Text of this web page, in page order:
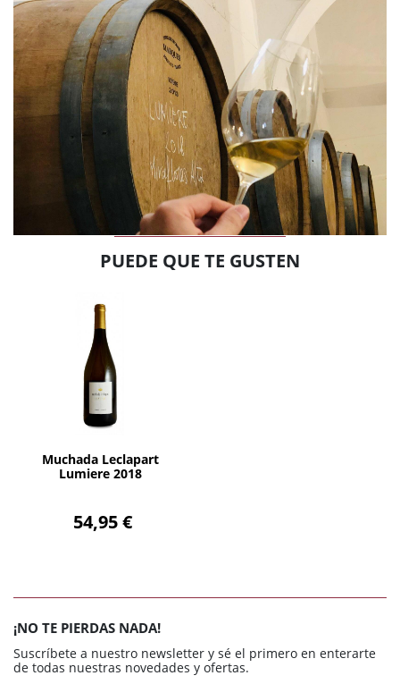
PUEDE QUE TE GUSTEN
Muchada Leclapart
Lumiere 2018
54,95 €
AÑADIR
¡NO TE PIERDAS NADA!
Suscríbete a nuestro newsletter y sé el primero en enterarte
de todas nuestras novedades y ofertas.